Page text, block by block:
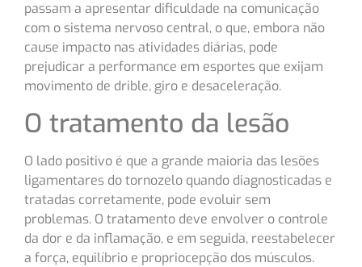
passam a apresentar dificuldade na comunicação
com o sistema nervoso central, o que, embora não
cause impacto nas atividades diárias, pode
prejudicar a performance em esportes que exijam
movimento de drible, giro e desaceleração.
O tratamento da lesão
O lado positivo é que a grande maioria das lesões
ligamentares do tornozelo quando diagnosticadas e
tratadas corretamente, pode evoluir sem
problemas. O tratamento deve envolver o controle
da dor e da inflamação, e em seguida, reestabelecer
a força, equilíbrio e propriocepção dos músculos.